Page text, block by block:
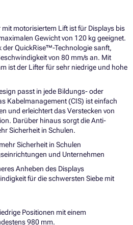
motorisiertem Lift ist für Displays bis
Gewicht von 120 kg geeignet.
der QuickRise™-Technologie sanft,
von 80 mm/s an. Mit
ist der Lifter für sehr niedrige und hohe
passt in jede Bildungs- oder
Kabelmanagement (CIS) ist einfach
und erleichtert das Verstecken von
Darüber hinaus sorgt die Anti-
Sicherheit in Schulen.
Sicherheit in Schulen
und Unternehmen
Anheben des Displays
für die schwersten Siebe mit
Positionen mit einem
980 mm.